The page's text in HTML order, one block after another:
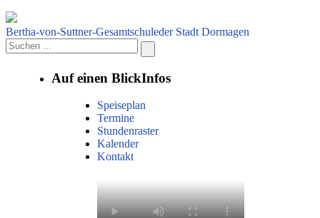
Bertha-von-Suttner-Gesamtschuleder Stadt Dormagen
Auf einen BlickInfos
Speiseplan
Termine
Stundenraster
Kalender
Kontakt